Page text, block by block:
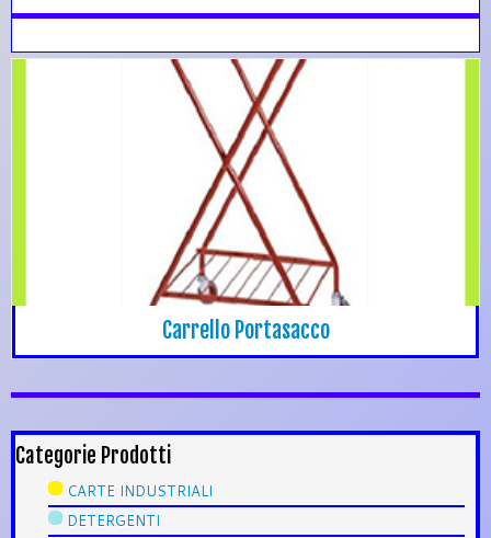
Carrello Portasacco
Categorie Prodotti
CARTE INDUSTRIALI
DETERGENTI